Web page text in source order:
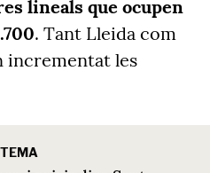
lineals que ocupen
. Tant Lleida com
incrementat les